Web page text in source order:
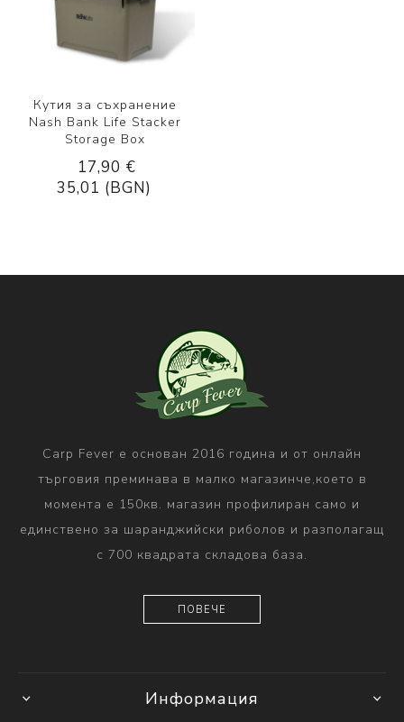
Кутия за съхранение
Nash Bank Life Stacker
Storage Box
17,90 €
35,01 (BGN)
Carp Fever е основан 2016 година и от онлайн
търговия преминава в малко магазинче,което в
момента е 150кв. магазин профилиран само и
единствено за шаранджийски риболов и разполагащ
с 700 квадрата складова база.
ПОВЕЧЕ
Информация